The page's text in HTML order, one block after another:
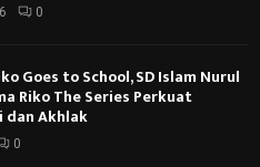
0
Goes to School, SD Islam Nurul
Riko The Series Perkuat
Akhlak
0